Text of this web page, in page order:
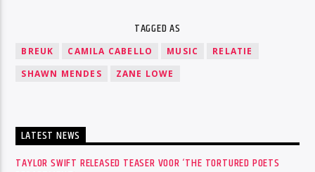
TAGGED AS
BREUK CAMILA CABELLO MUSIC
RELATIE
SHAWN MENDES
ZANE LOWE
LATEST NEWS
TAYLOR SWIFT RELEASED TEASER VOOR ‘THE TORTURED POETS